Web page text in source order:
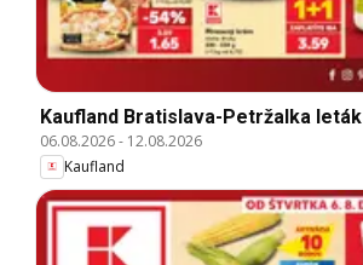
Kaufland Bratislava-Petržalka leták
06.08.2026- 12.08.2026
Kaufland